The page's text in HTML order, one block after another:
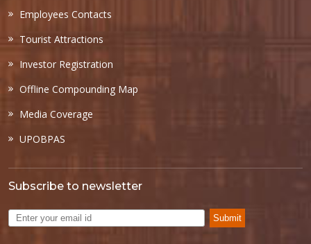
Employees Contacts
Tourist Attractions
Investor Registration
Offline Compounding Map
Media Coverage
UPOBPAS
Subscribe to newsletter
Submit